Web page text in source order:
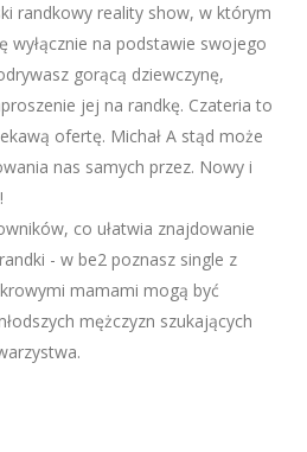
randkowy reality show, w którym
wyłącznie na podstawie swojego
gorącą dziewczynę,
jej na randkę. Czateria to
ofertę. Michał A stąd może
nas samych przez. Nowy i
co ułatwia znajdowanie
- w be2 poznasz single z
mamami mogą być
mężczyzn szukających